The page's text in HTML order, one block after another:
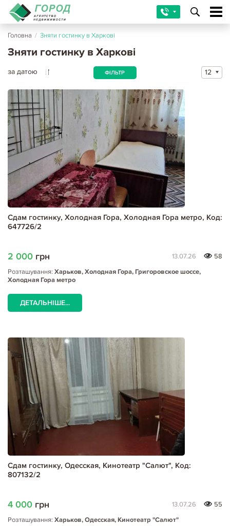
Головна / Зняти гостинку в Харкові
Зняти гостинку в Харкові
за датою ФІЛЬТР 12
Сдам гостинку, Холодная Гора, Холодная Гора метро, Код:
647726/2
2 000 грн 13.07.26
58
Розташування: Харьков, Холодная Гора, Григоровское шоссе,
Холодная Гора метро
ДЕТАЛЬНІШЕ...
Сдам гостинку, Одесская, Кинотеатр "Салют", Код:
807132/2
4 000 грн 13.07.26
55
Розташування: Харьков, Одесская, Кинотеатр "Салют"